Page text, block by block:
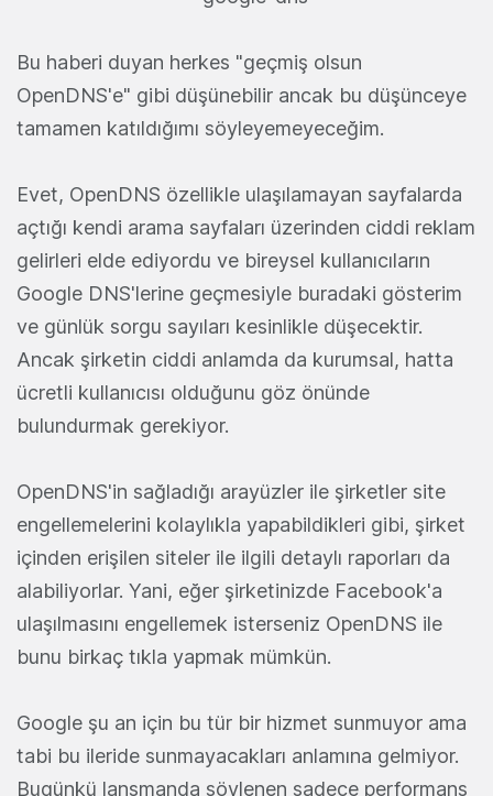
Bu haberi duyan herkes "geçmiş olsun
OpenDNS'e" gibi düşünebilir ancak bu düşünceye
tamamen katıldığımı söyleyemeyeceğim.
Evet, OpenDNS özellikle ulaşılamayan sayfalarda
açtığı kendi arama sayfaları üzerinden ciddi reklam
gelirleri elde ediyordu ve bireysel kullanıcıların
Google DNS'lerine geçmesiyle buradaki gösterim
ve günlük sorgu sayıları kesinlikle düşecektir.
Ancak şirketin ciddi anlamda da kurumsal, hatta
ücretli kullanıcısı olduğunu göz önünde
bulundurmak gerekiyor.
OpenDNS'in sağladığı arayüzler ile şirketler site
engellemelerini kolaylıkla yapabildikleri gibi, şirket
içinden erişilen siteler ile ilgili detaylı raporları da
alabiliyorlar. Yani, eğer şirketinizde Facebook'a
ulaşılmasını engellemek isterseniz OpenDNS ile
bunu birkaç tıkla yapmak mümkün.
Google şu an için bu tür bir hizmet sunmuyor ama
tabi bu ileride sunmayacakları anlamına gelmiyor.
Bugünkü lansmanda söylenen sadece performans